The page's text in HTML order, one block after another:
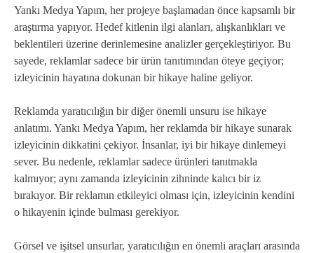
Yankı Medya Yapım, her projeye başlamadan önce kapsamlı bir
araştırma yapıyor. Hedef kitlenin ilgi alanları, alışkanlıkları ve
beklentileri üzerine derinlemesine analizler gerçekleştiriyor. Bu
sayede, reklamlar sadece bir ürün tanıtımından öteye geçiyor;
izleyicinin hayatına dokunan bir hikaye haline geliyor.
Reklamda yaratıcılığın bir diğer önemli unsuru ise hikaye
anlatımı. Yankı Medya Yapım, her reklamda bir hikaye sunarak
izleyicinin dikkatini çekiyor. İnsanlar, iyi bir hikaye dinlemeyi
sever. Bu nedenle, reklamlar sadece ürünleri tanıtmakla
kalmıyor; aynı zamanda izleyicinin zihninde kalıcı bir iz
bırakıyor. Bir reklamın etkileyici olması için, izleyicinin kendini
o hikayenin içinde bulması gerekiyor.
Görsel ve işitsel unsurlar, yaratıcılığın en önemli araçları arasında